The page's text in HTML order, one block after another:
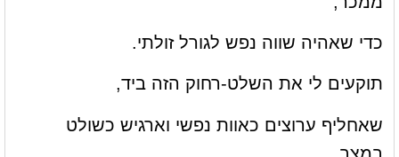
כדי שאהיה שווה נפש לגורל זולתי.
תוקעים לי את השלט-רחוק הזה ביד,
שאחליף ערוצים כאוות נפשי וארגיש כשולט